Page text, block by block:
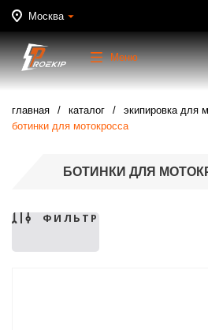
Москва
Меню
главная каталог
экипировка для
ботинки для мотокросса
БОТИНКИ ДЛЯ
ФИЛЬТР